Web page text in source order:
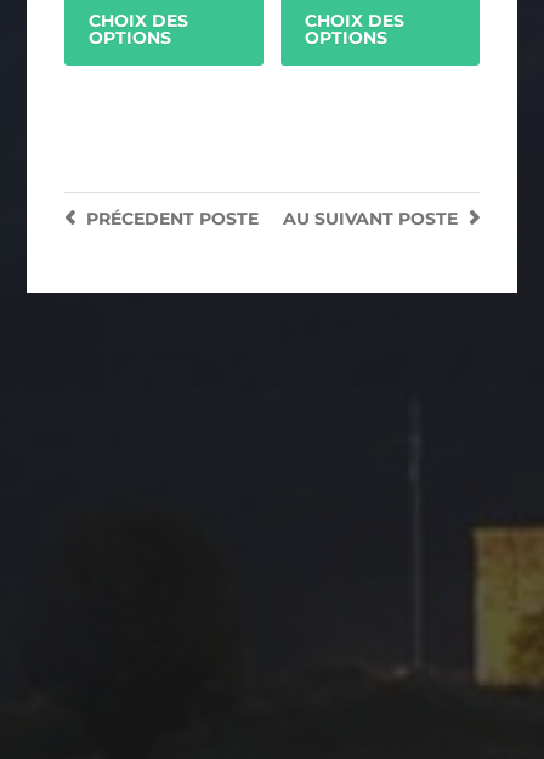
CHOIX DES
OPTIONS
CHOIX DES
OPTIONS
AU SUIVANT POSTE
PRÉCEDENTPOSTE